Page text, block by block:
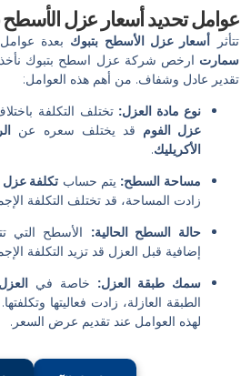
عوامل تحديد أسعار عزل الأسطح
تتأثر أسعار عزل الأسطح بتبوك بعدة
سمارت ارخص شركة عزل اسطح بتبوك نأخذها
تقدير عادل وشفاف. من أهم هذه العوامل:
نوع مادة العزل: تختلف التكلفة
عزل الفوم قد يختلف سعره عن
الأكريليك.
مساحة السطح: يتم حساب تكلفة عزل
زادت المساحة، قد تختلف التكلفة
حالة السطح الحالية: الأسطح التي
إضافية قبل العزل قد تزيد التكلفة
سمك طبقة العزل: خاصة في
الطبقة العازلة، زادت فعاليتها
لهذه العوامل عند تقديم عرض السعر.